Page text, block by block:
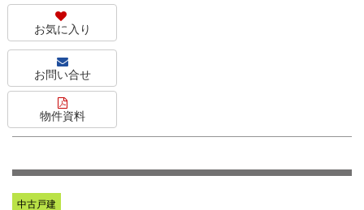
お気に入り
お問い合せ
物件資料
中古戸建